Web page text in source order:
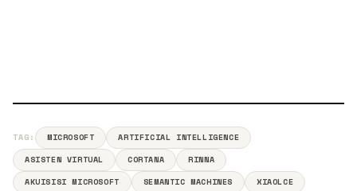
TAG: MICROSOFT
ARTIFICIAL INTELLIGENCE
ASISTEN VIRTUAL
CORTANA
RINNA
AKUISISI MICROSOFT
SEMANTIC MACHINES XIAOLCE